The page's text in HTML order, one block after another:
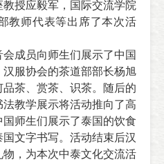
授应毅军，国际交流学院
教师代表等出席了本次活
成员向师生们展示了中国
服协会的茶道部部长杨旭
茶、赏茶、识茶。随后的
教学展示将活动推向了高
师生们展示了泰国的饮食
文字书写。活动结束后汉
，为本次中泰文化交流活